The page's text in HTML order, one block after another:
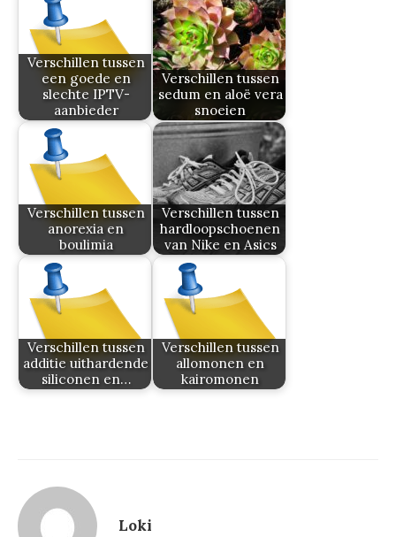
Verschillen tussen
een goede en
slechte IPTV-
aanbieder
Verschillen tussen
sedum en aloë vera
snoeien
Verschillen tussen
anorexia en
boulimia
Verschillen tussen
hardloopschoenen
van Nike en Asics
Verschillen tussen
additie uithardende
siliconen en…
Verschillen tussen
allomonen en
kairomonen
Loki